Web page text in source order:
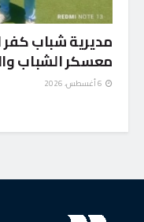
مديرية شباب
معسكر الشباب